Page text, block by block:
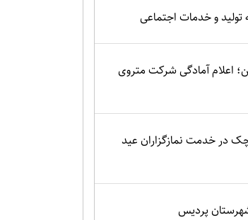
تولید و خدمات اجتماعی
اعلام آمادگی شرکت متروی
در خدمت نمازگزاران عید